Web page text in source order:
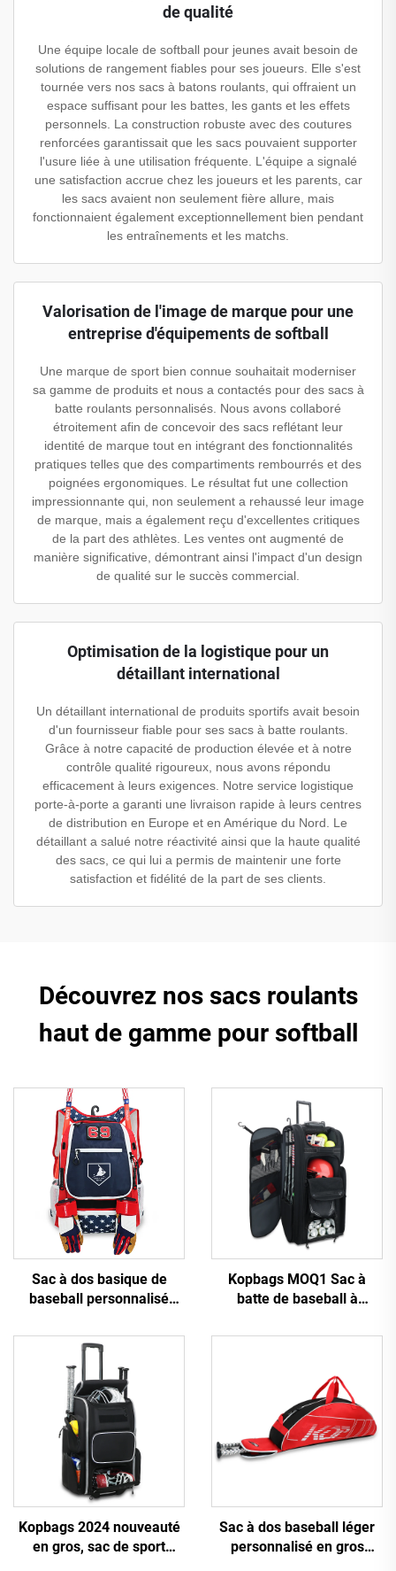
de qualité
Une équipe locale de softball pour jeunes avait besoin de
solutions de rangement fiables pour ses joueurs. Elle s'est
tournée vers nos sacs à batons roulants, qui offraient un
espace suffisant pour les battes, les gants et les effets
personnels. La construction robuste avec des coutures
renforcées garantissait que les sacs pouvaient supporter
l'usure liée à une utilisation fréquente. L'équipe a signalé
une satisfaction accrue chez les joueurs et les parents, car
les sacs avaient non seulement fière allure, mais
fonctionnaient également exceptionnellement bien pendant
les entraînements et les matchs.
Valorisation de l'image de marque pour une
entreprise d'équipements de softball
Une marque de sport bien connue souhaitait moderniser
sa gamme de produits et nous a contactés pour des sacs à
batte roulants personnalisés. Nous avons collaboré
étroitement afin de concevoir des sacs reflétant leur
identité de marque tout en intégrant des fonctionnalités
pratiques telles que des compartiments rembourrés et des
poignées ergonomiques. Le résultat fut une collection
impressionnante qui, non seulement a rehaussé leur image
de marque, mais a également reçu d'excellentes critiques
de la part des athlètes. Les ventes ont augmenté de
manière significative, démontrant ainsi l'impact d'un design
de qualité sur le succès commercial.
Optimisation de la logistique pour un
détaillant international
Un détaillant international de produits sportifs avait besoin
d'un fournisseur fiable pour ses sacs à batte roulants.
Grâce à notre capacité de production élevée et à notre
contrôle qualité rigoureux, nous avons répondu
efficacement à leurs exigences. Notre service logistique
porte-à-porte a garanti une livraison rapide à leurs centres
de distribution en Europe et en Amérique du Nord. Le
détaillant a salué notre réactivité ainsi que la haute qualité
des sacs, ce qui lui a permis de maintenir une forte
satisfaction et fidélité de la part de ses clients.
Découvrez nos sacs roulants
haut de gamme pour softball
Sac à dos basique de
baseball personnalisé
pour étudiant pratiquant le
baseball ou le softball
Kopbags MOQ1 Sac à
batte de baseball à
sacs de softball, grand sac
Kopbags 2024 nouveauté
en gros, sac de sport
Sac à dos baseball léger
personnalisé en gros